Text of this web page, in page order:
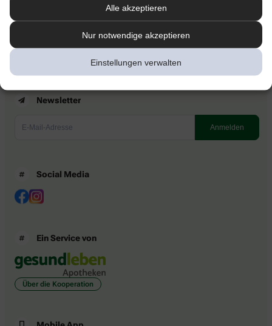
Alle akzeptieren
Nur notwendige akzeptieren
Einstellungen verwalten
Barrierefreiheitserklärung
Newsletter
Social Media
Ein Service von
Über die Kooperation